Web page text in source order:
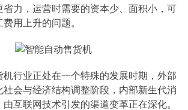
省力，运营时需要的资本少、面积小，可
用上升的问题。
机行业正处在一个特殊的发展时期，外部
社会与经济结构调整阶段，内部新生代消
互联网技术引发的渠道变革正在深化。